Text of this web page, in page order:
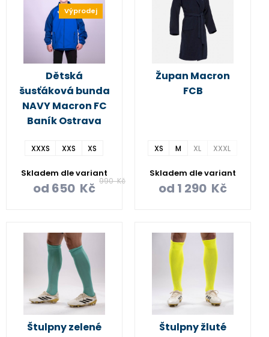
Výprodej
Dětská
šusťáková bunda
NAVY Macron FC
Baník Ostrava
XXXS XXS XS
Skladem dle variant
od 650 Kč 990Kč
Župan Macron
FCB
XS M XL XXXL
Skladem dle variant
od 1 290 Kč
Štulpny zelené
Štulpny žluté